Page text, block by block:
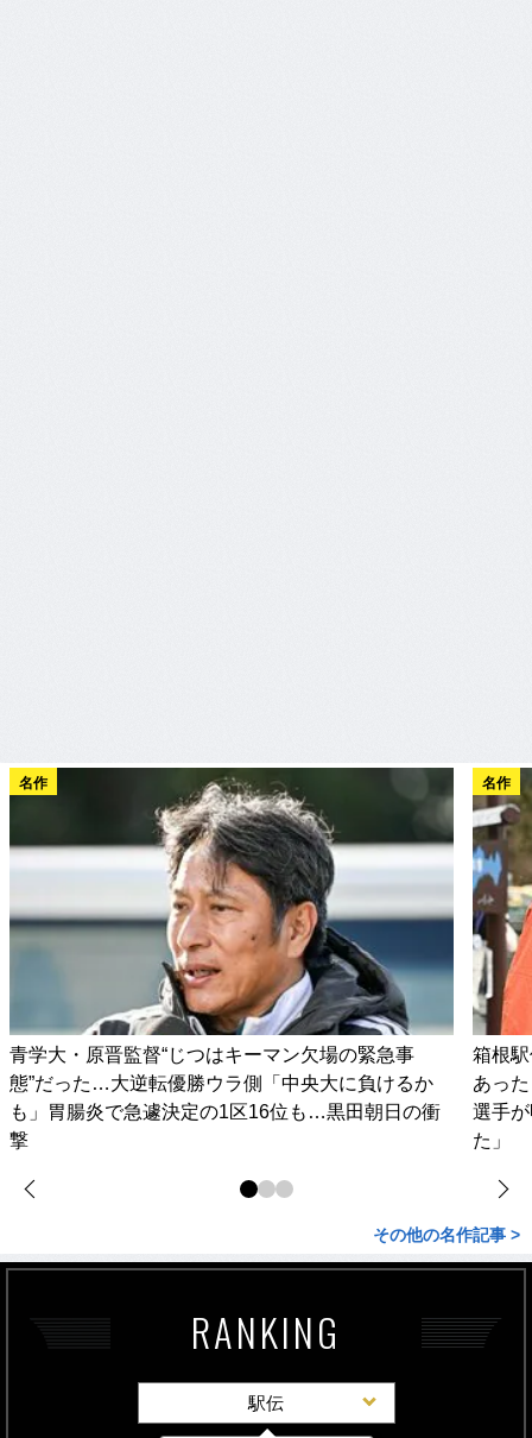
名作
青学大・原晋監督“じつはキーマン欠場の緊急事
態”だった…大逆転優勝ウラ側「中央大に負けるか
も」胃腸炎で急遽決定の1区16位も…黒田朝日の衝
撃
名作
箱根
あっ
選手
た」
その他の名作記事 >
RANKING
駅伝